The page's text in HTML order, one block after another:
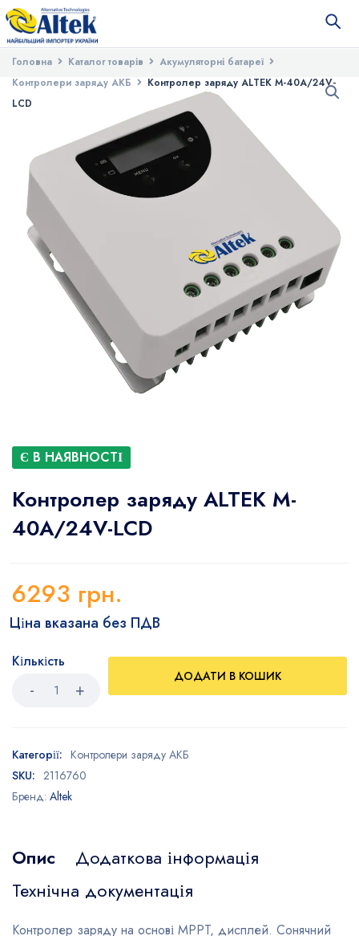
Головна Каталог товарів
Акумуляторні батареї
Контролери заряду АКБ
Контролер заряду ALTEK M-40А/24V-
LCD
Є В НАЯВНОСТІ
Контролер заряду ALTEK M-
40А/24V-LCD
6293 грн.
Ціна вказана без ПДВ
Кількість
ДОДАТИ В КОШИК
Категорії: Контролери заряду АКБ
SKU: 2116760
Бренд: Altek
Опис
Додаткова інформація
Технічна документація
Контролер заряду на основі MPPT, дисплей. Сонячний